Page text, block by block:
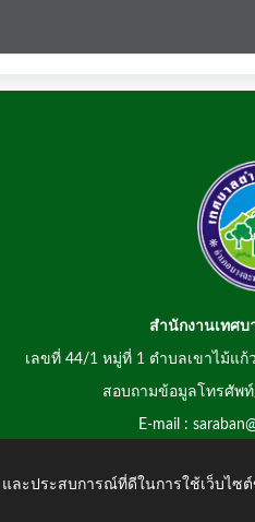
สำนักงานเทศบ
เลขที่ 44/1 หมู่ที่ 1 ตำบลเขาไม้แก้
สอบถามข้อมูลโทรศัพ
E-mail :
ละประสบการณ์ที่ดีในการใช้เว็บไซ